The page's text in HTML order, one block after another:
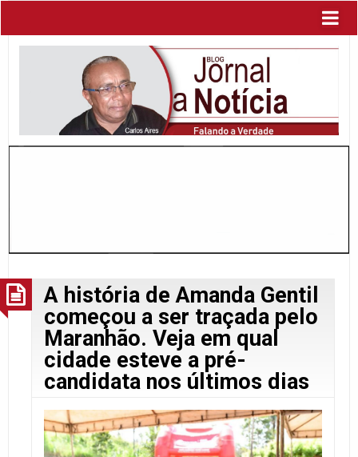
A história de Amanda Gentil
começou a ser traçada pelo
Maranhão. Veja em qual
cidade esteve a pré-
candidata nos últimos dias